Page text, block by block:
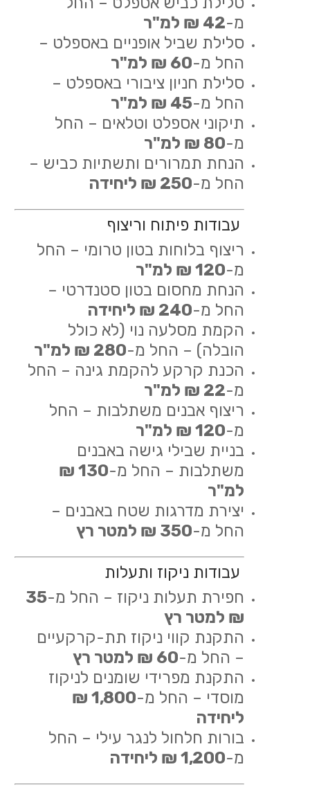
מ-42 ₪ למ"ר
סלילת שביל אופניים באספלט –
החל מ-60 ₪ למ"ר
סלילת חניון ציבורי באספלט –
החל מ-45 ₪ למ"ר
תיקוני אספלט וטלאים – החל
מ-80 ₪ למ"ר
הנחת תמרורים ותשתיות כביש –
החל מ-250 ₪ ליחידה
עבודות פיתוח וריצוף
ריצוף בלוחות בטון טרומי – החל
מ-120 ₪ למ"ר
הנחת מחסום בטון סטנדרטי –
החל מ-240 ₪ ליחידה
הקמת מסלעה נוי (לא כולל
הובלה) – החל מ-280 ₪ למ"ר
הכנת קרקע להקמת גינה – החל
מ-22 ₪ למ"ר
ריצוף אבנים משתלבות – החל
מ-120 ₪ למ"ר
בניית שבילי גישה באבנים
משתלבות – החל מ-
130 ₪
למ"ר
יצירת מדרגות שטח באבנים –
החל מ-350 ₪ למטר רץ
עבודות ניקוז ותעלות
חפירת תעלות ניקוז – החל מ-35
₪ למטר רץ
התקנת קווי ניקוז תת-קרקעיים
– החל מ-60 ₪ למטר רץ
התקנת מפרידי שומנים לניקוז
מוסדי – החל מ-
1,800 ₪
ליחידה
בורות חלחול לנגר עילי – החל
מ-1,200 ₪ ליחידה